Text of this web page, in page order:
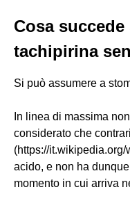
Cosa
tachipirina
Si può assumere a
In linea di massima
considerato che
(https://
acido, e non ha
momento in cui arriva